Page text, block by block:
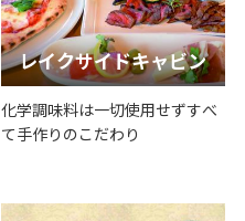
レイクサイドキャビン
化学調味料は一切使用せずすべ
て手作りのこだわり